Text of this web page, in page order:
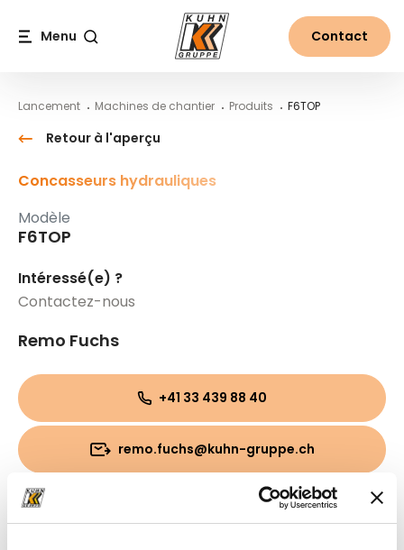
Menu Contact
Lancement Machines de chantier Produits F6TOP
Retour à l'aperçu
Concasseurs hydrauliques
Modèle
F6TOP
Intéressé(e) ?
Contactez-nous
Remo Fuchs
+41 33 439 88 40
remo.fuchs@kuhn-gruppe.ch